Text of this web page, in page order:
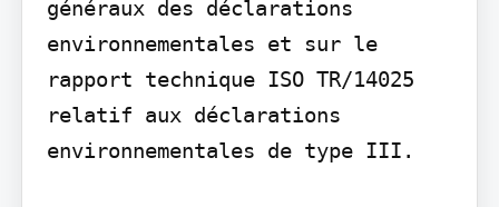
généraux des déclarations
environnementales et sur le
rapport technique ISO TR/14025
relatif aux déclarations
environnementales de type III.